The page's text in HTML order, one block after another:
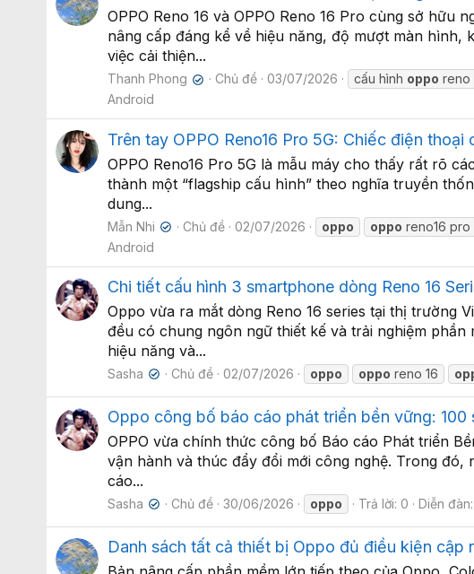
OPPO Reno 16 và OPPO Reno 16 Pro cùng sở
nâng cấp đáng kể về hiệu năng, độ mượt màn hình,
việc cải thiện...
Thanh Phong ✔ Chủ đề 03/07/2026 cấu hình oppo reno
Android
Trên tay OPPO Reno16 Pro 5G: Chiếc điện
OPPO Reno16 Pro 5G là mẫu máy cho thấy rất rõ
thành một “flagship cấu hình” theo nghĩa truyền
dung...
Mẫn Nhi ✔ Chủ đề 02/07/2026 oppo oppo reno16 pro
Android
Chi tiết cấu hình 3 smartphone dòng Reno 16
Oppo vừa ra mắt dòng Reno 16 series tại thị trường
đều có chung ngôn ngữ thiết kế và trải nghiệm
hiệu năng và...
Sasha ✔ Chủ đề 02/07/2026 oppo oppo reno 16
Oppo công bố báo cáo phát triển bền vững:
OPPO vừa chính thức công bố Báo cáo Phát triển
vận hành và thúc đẩy đổi mới công nghệ. Trong
cáo...
Sasha ✔ Chủ đề 30/06/2026 oppo Trả lời: 0 Diễn
Danh sách tất cả thiết bị Oppo đủ điều kiện cập